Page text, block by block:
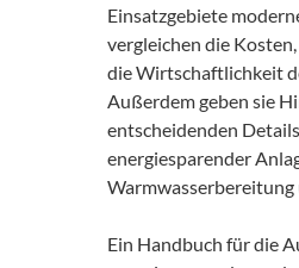
Einsatzgebiete
vergleichen die
die Wirtschaftlichkeit
Außerdem geben sie
entscheidenden
energiesparender
Ein Handbuch für die